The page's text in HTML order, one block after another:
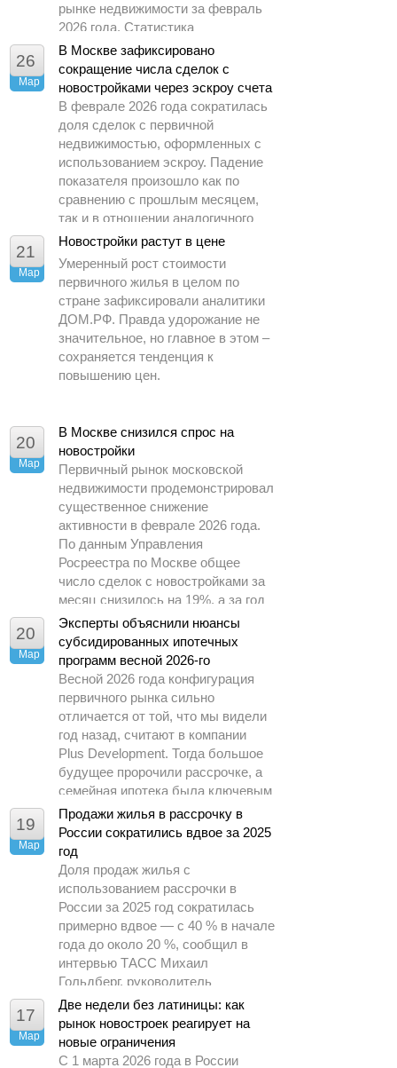
рынке недвижимости за февраль
2026 года. Статистика
демонстрирует заметное
охлаждение спроса по сравнению
с предыдущими периодами.
26
Мар
В Москве зафиксировано
сокращение числа сделок с
новостройками через эскроу счета
В феврале 2026 года сократилась
доля сделок с первичной
недвижимостью, оформленных с
использованием эскроу. Падение
показателя произошло как по
сравнению с прошлым месяцем,
так и в отношении аналогичного
периода 2025 года.
21
Мар
Новостройки растут в цене
Умеренный рост стоимости
первичного жилья в целом по
стране зафиксировали аналитики
ДОМ.РФ. Правда удорожание не
значительное, но главное в этом –
сохраняется тенденция к
повышению цен.
20
Мар
В Москве снизился спрос на
новостройки
Первичный рынок московской
недвижимости продемонстрировал
существенное снижение
активности в феврале 2026 года.
По данным Управления
Росреестра по Москве общее
число сделок с новостройками за
месяц снизилось на 19%, а за год
– почти в 1,5 раза.
20
Мар
Эксперты объяснили нюансы
субсидированных ипотечных
программ весной 2026-го
Весной 2026 года конфигурация
первичного рынка сильно
отличается от той, что мы видели
год назад, считают в компании
Plus Development. Тогда большое
будущее пророчили рассрочке, а
семейная ипотека была ключевым
драйвером спроса.
19
Мар
Продажи жилья в рассрочку в
России сократились вдвое за 2025
год
Доля продаж жилья с
использованием рассрочки в
России за 2025 год сократилась
примерно вдвое — с 40 % в начале
года до около 20 %, сообщил в
интервью ТАСС Михаил
Гольдберг, руководитель
аналитического центра ДОМ.РФ.
17
Мар
Две недели без латиницы: как
рынок новостроек реагирует на
новые ограничения
С 1 марта 2026 года в России